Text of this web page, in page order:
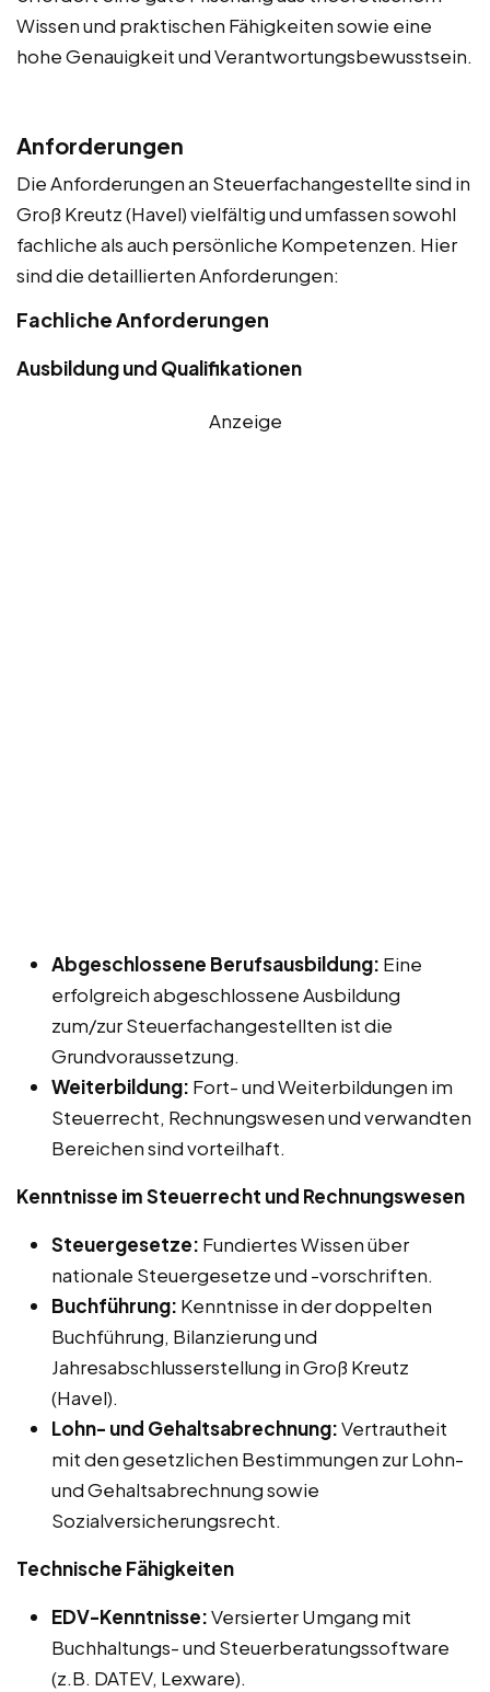
Wissen und praktischen Fähigkeiten sowie eine
hohe Genauigkeit und Verantwortungsbewusstsein.
Anforderungen
Die Anforderungen an Steuerfachangestellte sind in
Groß Kreutz (Havel) vielfältig und umfassen sowohl
fachliche als auch persönliche Kompetenzen. Hier
sind die detaillierten Anforderungen:
Fachliche Anforderungen
Ausbildung und Qualifikationen
Anzeige
Abgeschlossene Berufsausbildung: Eine
erfolgreich abgeschlossene Ausbildung
zum/zur Steuerfachangestellten ist die
Grundvoraussetzung.
Weiterbildung: Fort- und Weiterbildungen im
Steuerrecht, Rechnungswesen und verwandten
Bereichen sind vorteilhaft.
Kenntnisse im Steuerrecht und Rechnungswesen
Steuergesetze: Fundiertes Wissen über
nationale Steuergesetze und -vorschriften.
Buchführung: Kenntnisse in der doppelten
Buchführung, Bilanzierung und
Jahresabschlusserstellung in Groß Kreutz
(Havel).
Lohn- und Gehaltsabrechnung:Vertrautheit
mit den gesetzlichen Bestimmungen zur Lohn-
und Gehaltsabrechnung sowie
Sozialversicherungsrecht.
Technische Fähigkeiten
EDV-Kenntnisse:Versierter Umgang mit
Buchhaltungs- und Steuerberatungssoftware
(z.B. DATEV, Lexware).